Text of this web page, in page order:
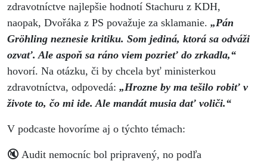
zdravotníctve najlepšie hodnotí Stachuru z KDH,
naopak, Dvořáka z PS považuje za sklamanie. „Pán
Gröhling neznesie kritiku. Som jediná, ktorá sa odváži
ozvať. Ale aspoň sa ráno viem pozrieť do zrkadla,“
hovorí. Na otázku, či by chcela byť ministerkou
zdravotníctva, odpovedá: „Hrozne by ma tešilo robiť v
živote to, čo mi ide. Ale mandát musia dať voliči.“
V podcaste hovoríme aj o týchto témach:
🔇 Audit nemocníc bol pripravený, no podľa